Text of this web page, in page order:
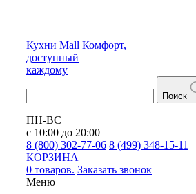
Кухни Mall Комфорт,
доступный
каждому
Поиск
ПН-ВС
с 10:00 до 20:00
8 (800) 302-77-06 8 (499) 348-15-11
КОРЗИНА
0 товаров. Заказать звонок
Меню